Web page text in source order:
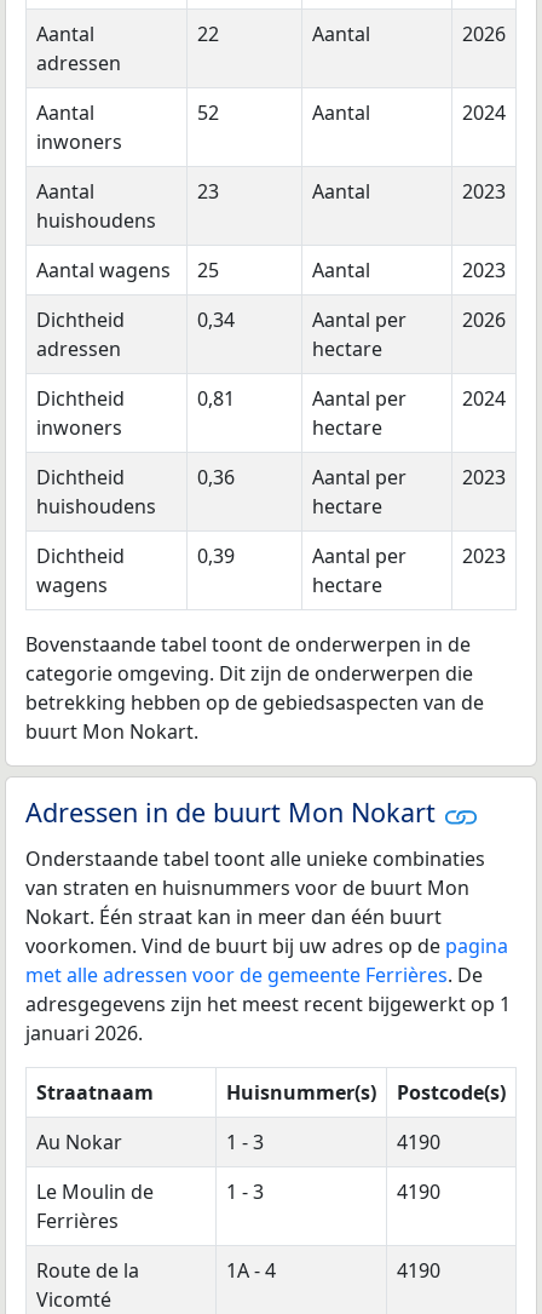
Aantal
adressen
22 Aantal 2026
Aantal
inwoners
52 Aantal 2024
Aantal
huishoudens
23 Aantal 2023
Aantal wagens 25 Aantal
2023
Dichtheid
adressen
0,34
Aantal per
hectare
2026
Dichtheid
inwoners
0,81
Aantal per
hectare
2024
Dichtheid
huishoudens
0,36
Aantal per
hectare
2023
Dichtheid
wagens
0,39
Aantal per
hectare
2023
Bovenstaande tabel toont de onderwerpen in de
categorie omgeving. Dit zijn de onderwerpen die
betrekking hebben op de gebiedsaspecten van de
buurt Mon Nokart.
Adressen in de buurt Mon Nokart
Onderstaande tabel toont alle unieke combinaties
van straten en huisnummers voor de buurt Mon
Nokart. Één straat kan in meer dan één buurt
voorkomen. Vind de buurt bij uw adres op de pagina
met alle adressen voor de gemeente Ferrières. De
adresgegevens zijn het meest recent bijgewerkt op 1
januari 2026.
Straatnaam Huisnummer(s)
Postcode(s)
Au Nokar
1 - 3
4190
Le Moulin de
Ferrières
1 - 3 4190
Route de la
Vicomté
1A - 4 4190